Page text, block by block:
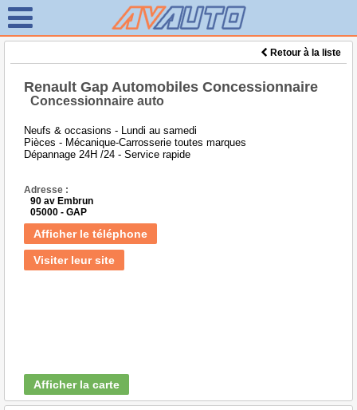
Retour à la liste
Renault Gap Automobiles Concessionnaire
Concessionnaire auto
Neufs & occasions - Lundi au samedi
Pièces - Mécanique-Carrosserie toutes marques
Dépannage 24H /24 - Service rapide
Adresse :
90 av Embrun
05000 - GAP
Afficher le téléphone
Visiter leur site
Afficher la carte